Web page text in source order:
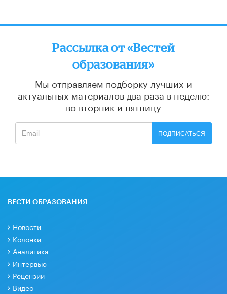
Рассылка от «Вестей
образования»
Мы отправляем подборку лучших и
актуальных материалов два раза в неделю:
во вторник и пятницу
ПОДПИСАТЬСЯ
ВЕСТИ ОБРАЗОВАНИЯ
Новости
Колонки
Аналитика
Интервью
Рецензии
Видео